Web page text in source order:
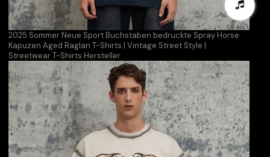
2025 Sommer Neue Sport Buchstaben bedruckte Spray Horse
Kapuzen Aged Raglan T-Shirts | Vintage Street Style |
Streetwear T-Shirts Hersteller